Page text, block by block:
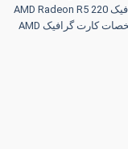
قیمت کارت گرافیک AMD Radeon R5 220
مشخصات کارت گرافیک AMD